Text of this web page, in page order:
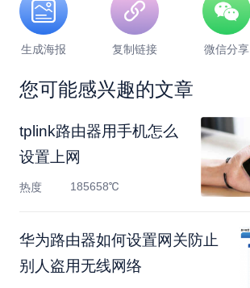
生成海报 复制链接 微信分享
您可能感兴趣的文章
tplink路由器用手机怎么
设置上网
热度 185658℃
华为路由器如何设置网关防止
别人盗用无线网络